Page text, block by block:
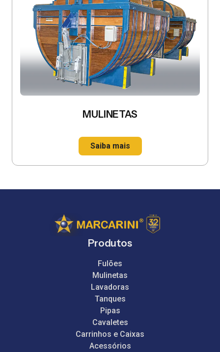
MULINETAS
Saiba mais
Produtos
Fulões
Mulinetas
Lavadoras
Tanques
Pipas
Cavaletes
Carrinhos e Caixas
Acessórios